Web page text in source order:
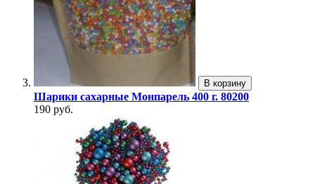
В корзину
Шарики сахарные Монпарель 400 г. 80200
190 руб.